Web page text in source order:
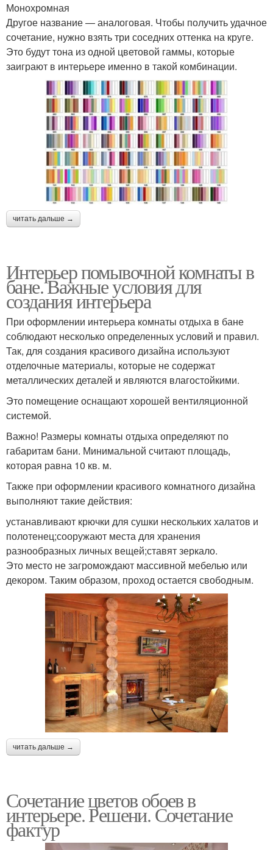
Монохромная
Другое название — аналоговая. Чтобы получить удачное
сочетание, нужно взять три соседних оттенка на круге.
Это будут тона из одной цветовой гаммы, которые
заиграют в интерьере именно в такой комбинации.
читать дальше →
Интерьер помывочной комнаты в
бане. Важные условия для
создания интерьера
При оформлении интерьера комнаты отдыха в бане
соблюдают несколько определенных условий и правил.
Так, для создания красивого дизайна используют
отделочные материалы, которые не содержат
металлических деталей и являются влагостойкими.
Это помещение оснащают хорошей вентиляционной
системой.
Важно! Размеры комнаты отдыха определяют по
габаритам бани. Минимальной считают площадь,
которая равна 10 кв. м.
Также при оформлении красивого комнатного дизайна
выполняют такие действия:
устанавливают крючки для сушки нескольких халатов и
полотенец;сооружают места для хранения
разнообразных личных вещей;ставят зеркало.
Это место не загромождают массивной мебелью или
декором. Таким образом, проход остается свободным.
читать дальше →
Сочетание цветов обоев в
интерьере. Решени. Сочетание
фактур